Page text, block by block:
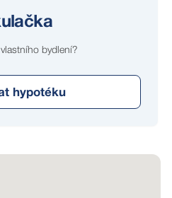
hřiště a aktuálně se
Další občanskou
obcích. Díky blízkému
do 25 minut jízdy. V okolí
nádrže, které nabízejí
bydlení?
hypotéku